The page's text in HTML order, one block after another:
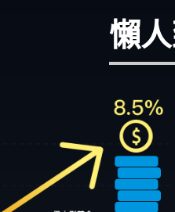
懶